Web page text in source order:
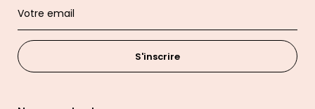
S'inscrire